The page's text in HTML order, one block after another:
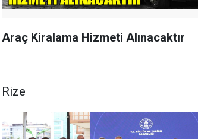
Araç Kiralama Hizmeti Alınacaktır
Rize